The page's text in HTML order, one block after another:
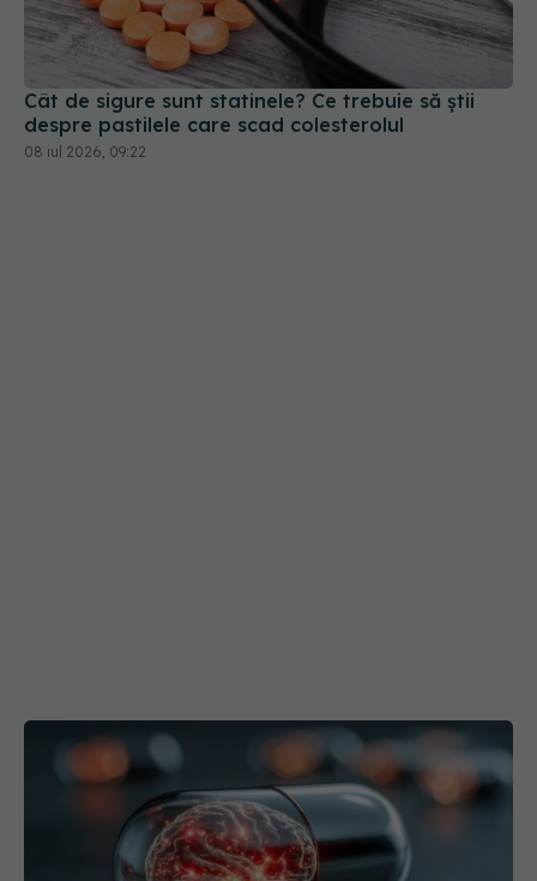
Cât de sigure sunt statinele? Ce trebuie să știi
despre pastilele care scad colesterolul
08 iul 2026, 09:22